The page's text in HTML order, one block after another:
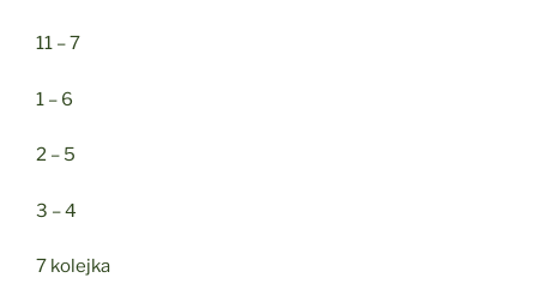
11 – 7
1 – 6
2 – 5
3 – 4
7 kolejka